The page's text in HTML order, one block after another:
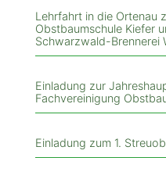
Lehrfahrt in die Ortenau
Obstbaumschule Kiefer
Schwarzwald-Brennerei
Einladung zur
Fachvereinigung
Einladung zum 1.